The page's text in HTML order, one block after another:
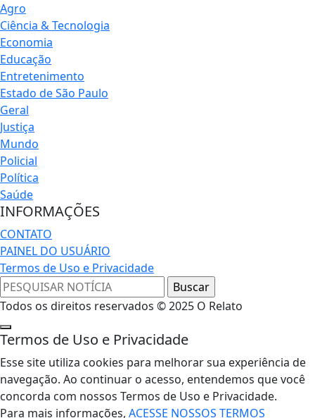
Agro
Ciência & Tecnologia
Economia
Educação
Entretenimento
Estado de São Paulo
Geral
Justiça
Mundo
Policial
Política
Saúde
INFORMAÇÕES
CONTATO
PAINEL DO USUÁRIO
Termos de Uso e Privacidade
Todos os direitos reservados © 2025 O Relato
Termos de Uso e Privacidade
Esse site utiliza cookies para melhorar sua experiência de
navegação. Ao continuar o acesso, entendemos que você
concorda com nossos Termos de Uso e Privacidade.
Para mais informações, ACESSE NOSSOS TERMOS